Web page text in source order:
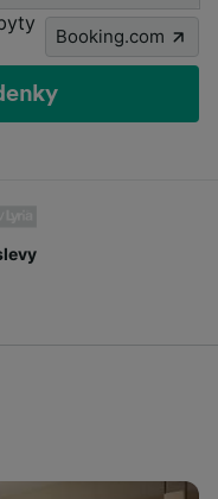
Booking.com